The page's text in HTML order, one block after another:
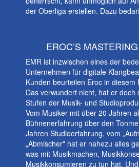
der Oberliga erstellen. Dazu
EROC’S
EMR ist inzwischen eines der
Unternehmen für digitale
Kunden beurteilen Eroc in diesem
Das verwundert nicht, hat er doch
Stufen der Musik- und
Vom Musiker mit über 20 Jahren
Bühnenerfahrung über den
Jahren Studioerfahrung, vom
„Abmischer" hat er nahezu alles
was mit Musikmachen,
Musikkonsumieren zu tun hat.